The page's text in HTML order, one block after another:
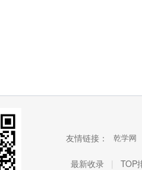
友情链接： 乾学网
最新收录 | TOP